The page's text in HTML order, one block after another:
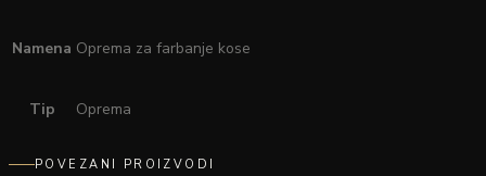
Namena Oprema za farbanje kose
Tip Oprema
POVEZANI PROIZVODI